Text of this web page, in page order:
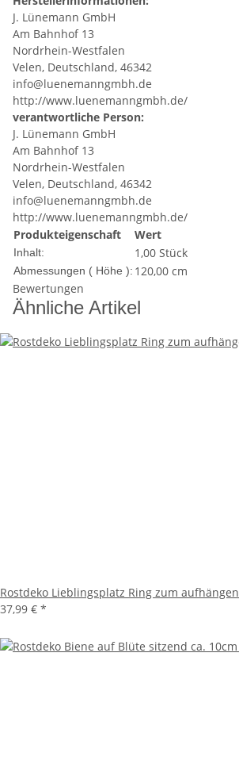
J. Lünemann GmbH
Am Bahnhof 13
Nordrhein-Westfalen
Velen, Deutschland, 46342
info@luenemanngmbh.de
http://www.luenemanngmbh.de/
verantwortliche Person:
J. Lünemann GmbH
Am Bahnhof 13
Nordrhein-Westfalen
Velen, Deutschland, 46342
info@luenemanngmbh.de
http://www.luenemanngmbh.de/
Produkteigenschaft
Wert
Inhalt: 1,00 Stück
Abmessungen ( Höhe ): 120,00 cm
Bewertungen
Ähnliche Artikel
Rostdeko Lieblingsplatz Ring zum aufhängen
37,99 € *